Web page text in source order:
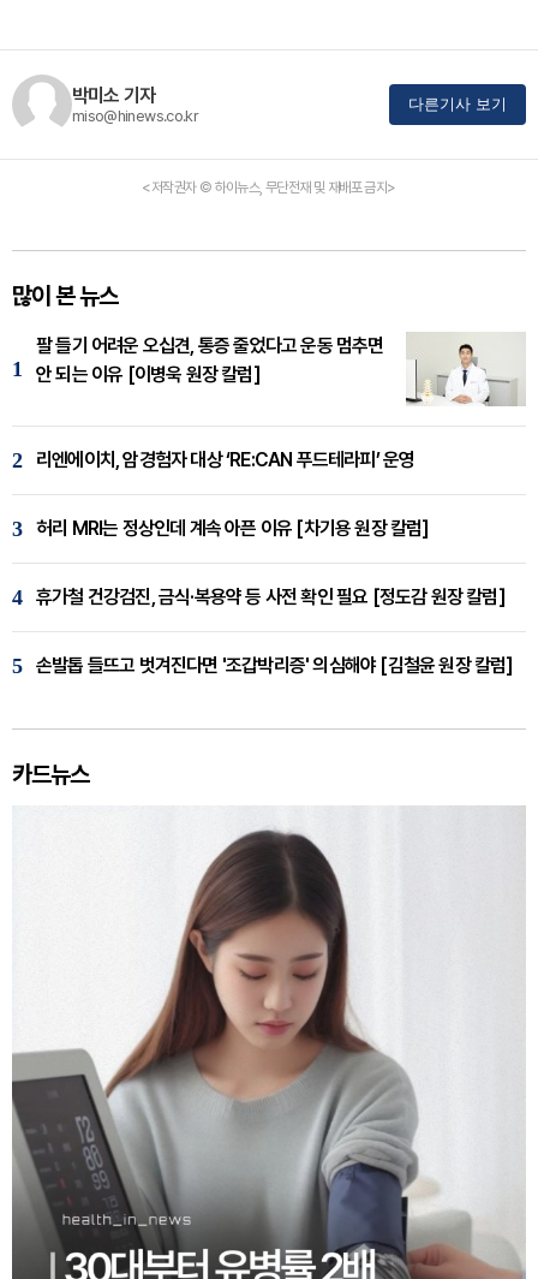
박미소 기자
miso@hinews.co.kr
다른기사 보기
<저작권자 © 하이뉴스, 무단전재 및 재배포 금지>
많이 본 뉴스
1
팔 들기 어려운 오십견, 통증 줄었다고 운동 멈추면
안 되는 이유 [이병욱 원장 칼럼]
2 리엔에이치, 암경험자 대상 ‘RE:CAN 푸드테라피’ 운영
3 허리 MRI는 정상인데 계속 아픈 이유 [차기용 원장 칼럼]
4 휴가철 건강검진, 금식·복용약 등 사전 확인 필요 [정도감 원장 칼럼]
5 손발톱 들뜨고 벗겨진다면 '조갑박리증' 의심해야 [김철윤 원장 칼럼]
카드뉴스